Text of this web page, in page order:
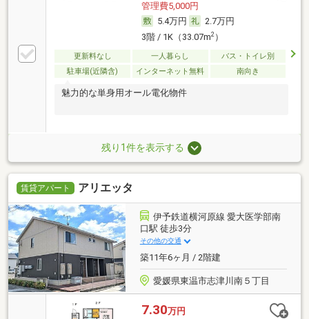
管理費5,000円
5.4万円
2.7万円
3階 / 1K（33.07m2）
更新料なし 一人暮らし
バス・トイレ別
駐車場(近隣含)
インターネット無料 南向き
魅力的な単身用オール電化物件
残り1件を表示する
賃貸アパート アリエッタ
伊予鉄道横河原線 愛大医学部南
口駅 徒歩3分
その他の交通
築11年6ヶ月 / 2階建
愛媛県東温市志津川南５丁目
7.30万円